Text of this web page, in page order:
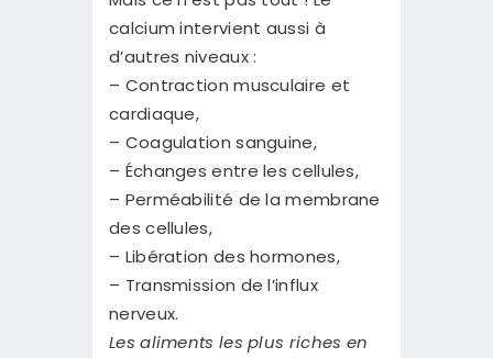
calcium intervient aussi à
d’autres niveaux :
– Contraction musculaire et
cardiaque,
– Coagulation sanguine,
– Échanges entre les cellules,
– Perméabilité de la membrane
des cellules,
– Libération des hormones,
– Transmission de l’influx
nerveux.
Les aliments les plus riches en